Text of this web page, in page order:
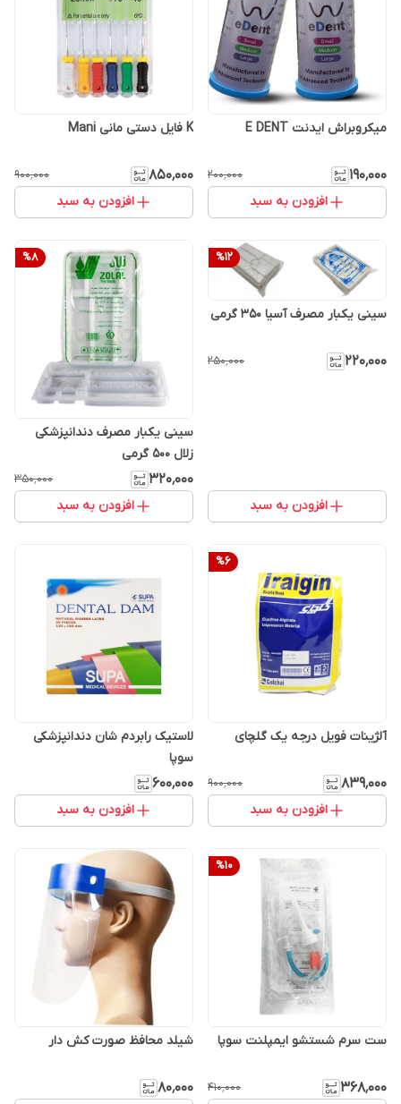
میکروبراش ایدنت E DENT
۱۹۰٬۰۰۰ ۲۰۰٬۰۰۰
افزودن به سبد
K فایل دستی مانی Mani
۸۵۰٬۰۰۰ ۹۰۰٬۰۰۰
افزودن به سبد
%12
سینی یکبار مصرف آسیا 350 گرمی
۲۲۰٬۰۰۰ ۲۵۰٬۰۰۰
افزودن به سبد
%8
سینی یکبار مصرف دندانپزشکی
زلال ۵۰۰ گرمی
۳۲۰٬۰۰۰ ۳۵۰٬۰۰۰
افزودن به سبد
%6
آلژینات فویل درجه یک گلچای
۸۳۹٬۰۰۰ ۹۰۰٬۰۰۰
افزودن به سبد
لاستیک رابردم شان دندانپزشکی
سوپا
۶۰۰٬۰۰۰
افزودن به سبد
%10
ست سرم شستشو ایمپلنت سوپا
۳۶۸٬۰۰۰ ۴۱۰٬۰۰۰
شیلد محافظ صورت کش دار
۸۰٬۰۰۰